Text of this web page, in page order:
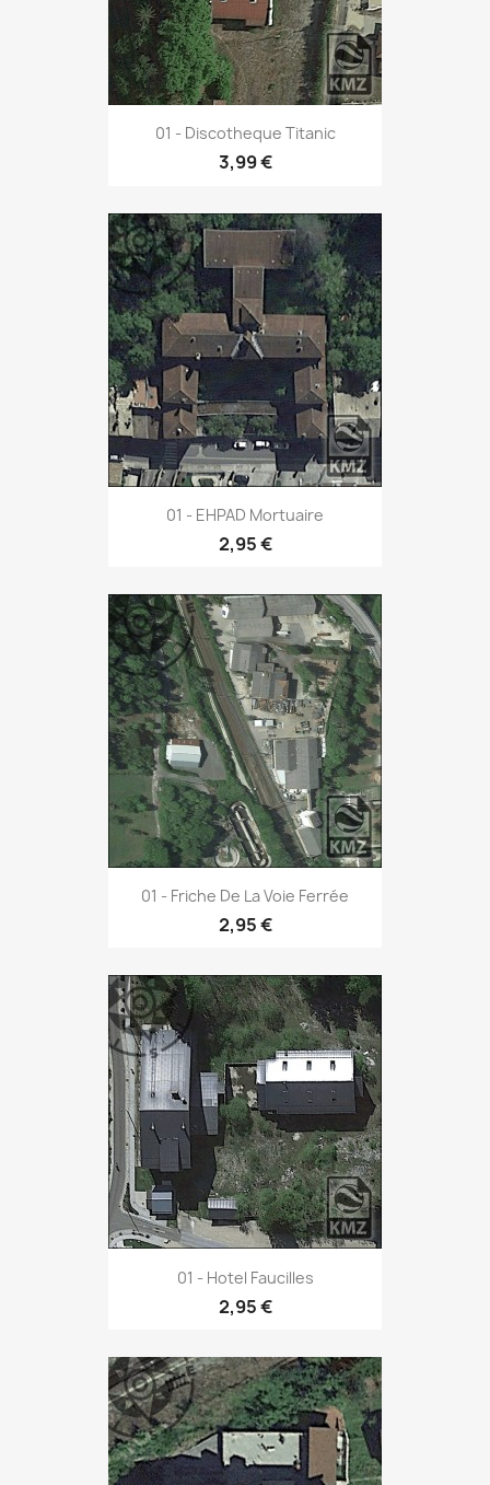
01 - Discotheque Titanic
3,99 €
01 - EHPAD Mortuaire
2,95 €
01 - Friche De La Voie Ferrée
2,95 €
01 - Hotel Faucilles
2,95 €